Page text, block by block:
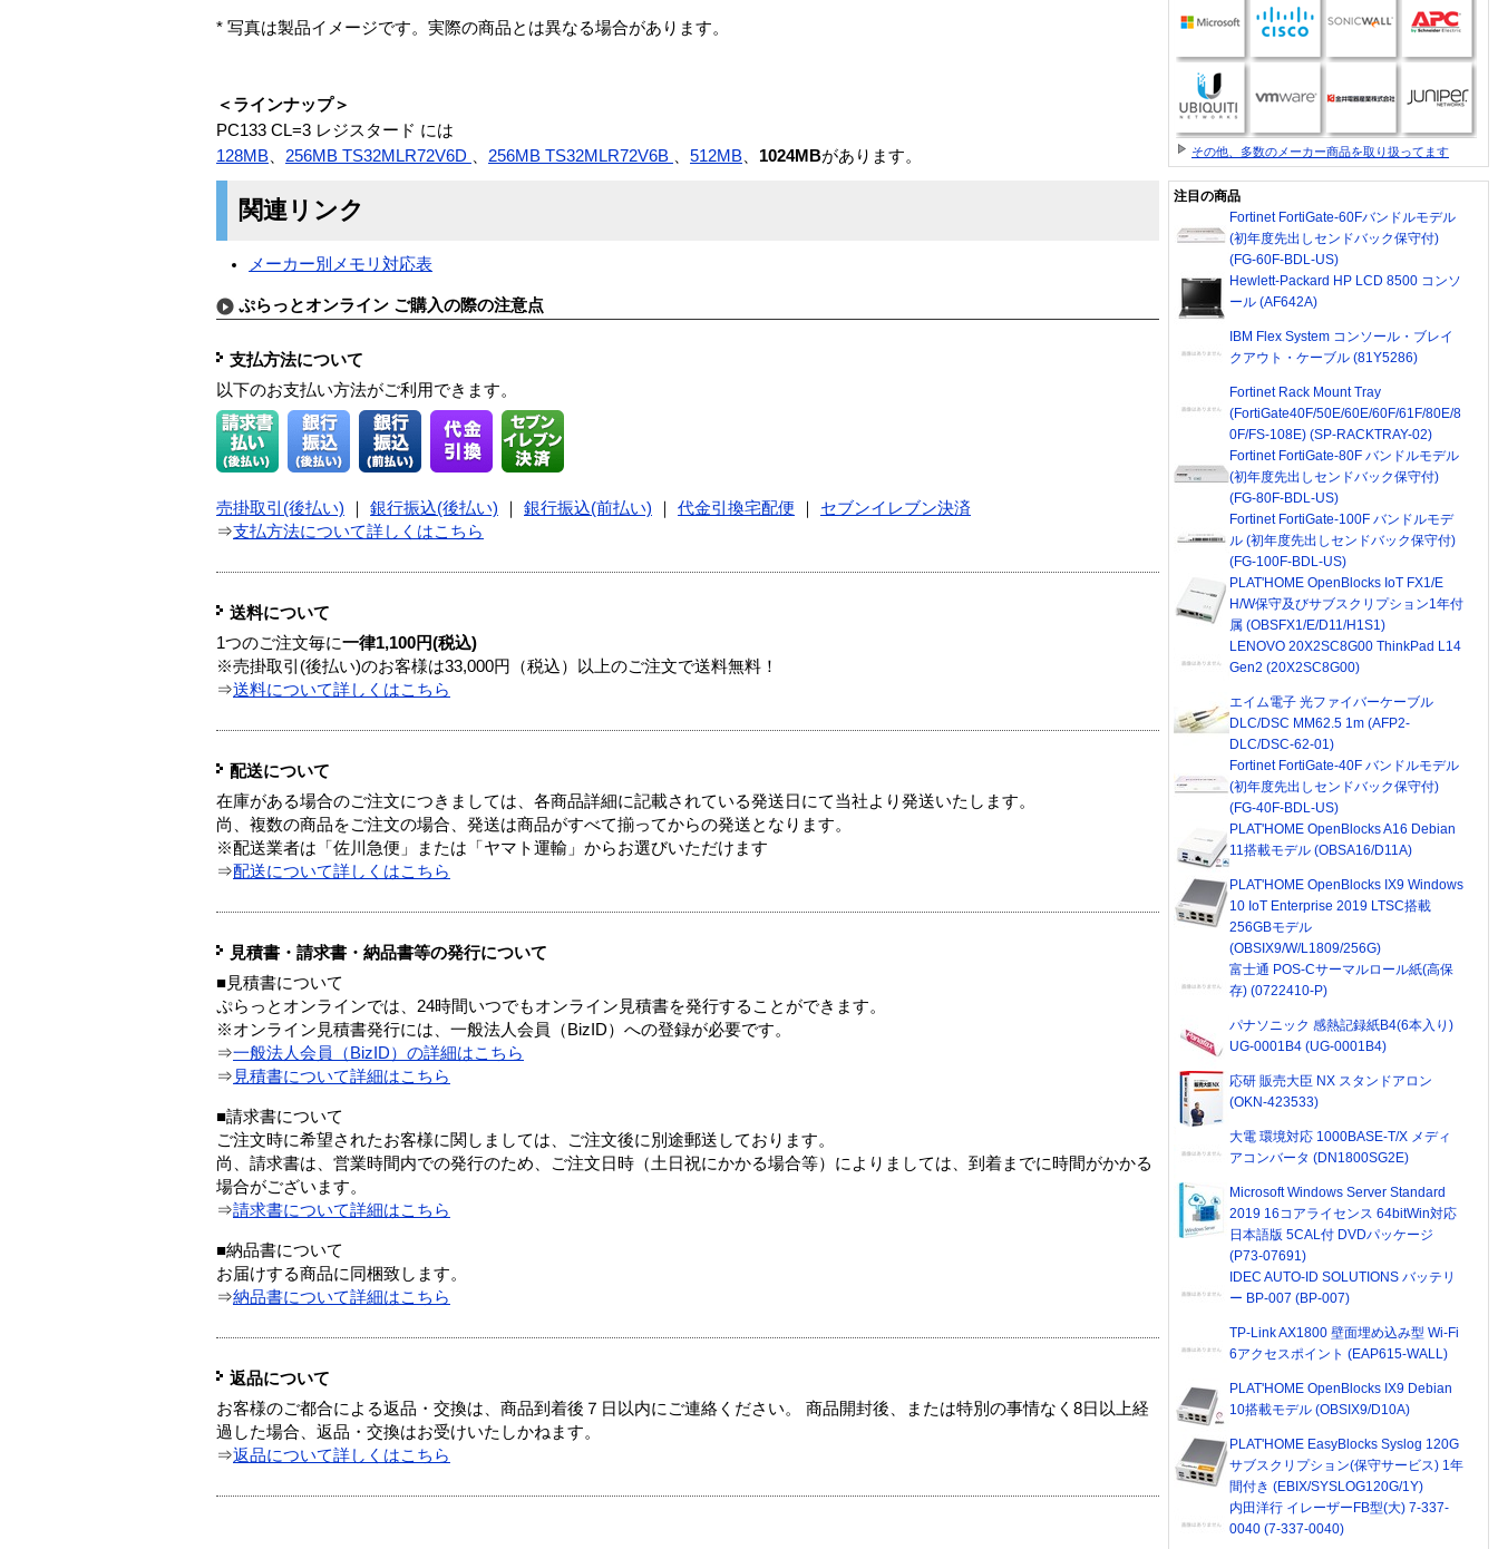
* 写真は製品イメージです。実際の商品とは異なる場合があります。
＜ラインナップ＞
PC133 CL=3 レジスタード には
128MB
256MB TS32MLR72V6D 256MB TS32MLR72V6B 512MB 1024MBがあります。
関連リンク
メーカー別メモリ対応表
ぷらっとオンライン ご購入の際の注意点
支払方法について
以下のお支払い方法がご利用できます。
売掛取引(後払い) 銀行振込(後払い) 銀行振込(前払い) 代金引換宅配便
セブンイレブン決済
⇒支払方法について詳しくはこちら
送料について
1つのご注文毎に一律1,100円(税込)
※売掛取引(後払い)のお客様は33,000円（税込）以上のご注文で送料無料！
⇒送料について詳しくはこちら
配送について
在庫がある場合のご注文につきましては、各商品詳細に記載されている発送日にて当社より発送いたします。
尚、複数の商品をご注文の場合、発送は商品がすべて揃ってからの発送となります。
※配送業者は「佐川急便」または「ヤマト運輸」からお選びいただけます
⇒配送について詳しくはこちら
見積書・請求書・納品書等の発行について
■見積書について
ぷらっとオンラインでは、24時間いつでもオンライン見積書を発行することができます。
※オンライン見積書発行には、一般法人会員（BizID）への登録が必要です。
⇒一般法人会員（BizID）の詳細はこちら
⇒ 見積書について詳細はこちら
■請求書について
ご注文時に希望されたお客様に関しましては、ご注文後に別途郵送しております。
尚、請求書は、営業時間内での発行のため、ご注文日時（土日祝にかかる場合等）によりましては、到着までに時間がかかる
場合がございます。
⇒請求書について詳細はこちら
■納品書について
お届けする商品に同梱致します。
⇒納品書について詳細はこちら
返品について
お客様のご都合による返品・交換は、商品到着後７日以内にご連絡ください。 商品開封後、または特別の事情なく8日以上経
過した場合、返品・交換はお受けいたしかねます。
⇒返品について詳しくはこちら
その他、多数のメーカー商品を取り扱ってます
注目の商品
Fortinet FortiGate-60Fバンドルモデル
(初年度先出しセンドバック保守付)
(FG-60F-BDL-US)
Hewlett-Packard HP LCD 8500 コンソ
ール (AF642A)
IBM Flex System コンソール・ブレイ
クアウト・ケーブル (81Y5286)
Fortinet Rack Mount Tray
(FortiGate40F/50E/60E/60F/61F/80E/8
0F/FS-108E) (SP-RACKTRAY-02)
Fortinet FortiGate-80F バンドルモデル
(初年度先出しセンドバック保守付)
(FG-80F-BDL-US)
Fortinet FortiGate-100F バンドルモデ
ル (初年度先出しセンドバック保守付)
(FG-100F-BDL-US)
PLAT'HOME OpenBlocks IoT FX1/E
H/W保守及びサブスクリプション1年付
属 (OBSFX1/E/D11/H1S1)
LENOVO 20X2SC8G00 ThinkPad L14
Gen2 (20X2SC8G00)
エイム電子 光ファイバーケーブル
DLC/DSC MM62.5 1m (AFP2-
DLC/DSC-62-01)
Fortinet FortiGate-40F バンドルモデル
(初年度先出しセンドバック保守付)
(FG-40F-BDL-US)
PLAT'HOME OpenBlocks A16 Debian
11搭載モデル (OBSA16/D11A)
PLAT'HOME OpenBlocks IX9 Windows
10 IoT Enterprise 2019 LTSC搭載
256GBモデル
(OBSIX9/W/L1809/256G)
富士通 POS-Cサーマルロール紙(高保
存) (0722410-P)
パナソニック 感熱記録紙B4(6本入り)
UG-0001B4 (UG-0001B4)
応研 販売大臣 NX スタンドアロン
(OKN-423533)
大電 環境対応 1000BASE-T/X メディ
アコンバータ (DN1800SG2E)
Microsoft Windows Server Standard
2019 16コアライセンス 64bitWin対応
日本語版 5CAL付 DVDパッケージ
(P73-07691)
IDEC AUTO-ID SOLUTIONS バッテリ
ー BP-007 (BP-007)
TP-Link AX1800 壁面埋め込み型 Wi-Fi
6アクセスポイント (EAP615-WALL)
PLAT'HOME OpenBlocks IX9 Debian
10搭載モデル (OBSIX9/D10A)
PLAT'HOME EasyBlocks Syslog 120G
サブスクリプション(保守サービス) 1年
間付き (EBIX/SYSLOG120G/1Y)
内田洋行 イレーザーFB型(大) 7-337-
0040 (7-337-0040)